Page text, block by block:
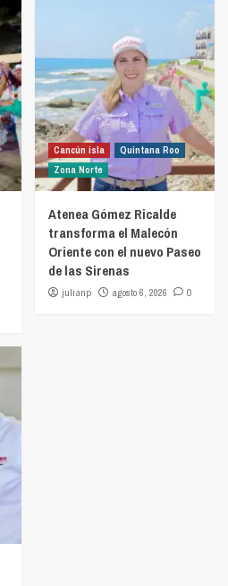
Cancún isla
Quintana Roo
Zona Norte
Atenea Gómez Ricalde
transforma el Malecón
Oriente con el nuevo Paseo
de las Sirenas
julianp agosto 6, 2026 0